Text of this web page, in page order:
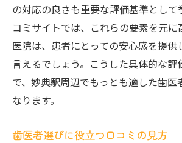
の対応の良さも重要な評価基準として
コミサイトでは、これらの要素を元に
医院は、患者にとっての安心感を提供
言えるでしょう。こうした具体的な評
で、妙典駅周辺でもっとも適した歯医
なります。
歯医者選びに役立つ口コミの見方